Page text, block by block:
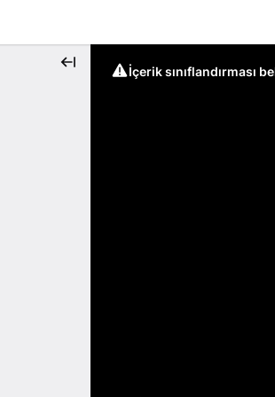
İçerik sınıflandırması